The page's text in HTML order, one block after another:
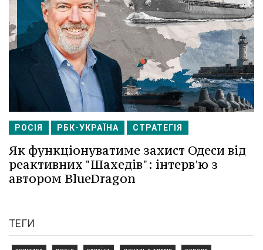
РОСІЯ РБК-УКРАЇНА СТРАТЕГІЯ
Як функціонуватиме захист Одеси від
реактивних "Шахедів": інтерв'ю з
автором BlueDragon
ТЕГИ